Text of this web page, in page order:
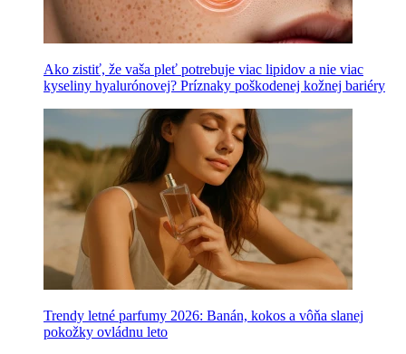
Ako zistiť, že vaša pleť potrebuje viac lipidov a nie viac
kyseliny hyalurónovej? Príznaky poškodenej kožnej bariéry
Trendy letné parfumy 2026: Banán, kokos a vôňa slanej
pokožky ovládnu leto